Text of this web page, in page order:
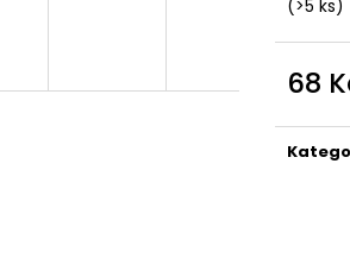
(>5 ks)
68
cena:
VYKRAJOVÁTKA